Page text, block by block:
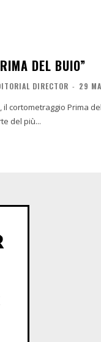
DEL BUIO”
DIRECTOR - 29
cortometraggio Prima
del più...